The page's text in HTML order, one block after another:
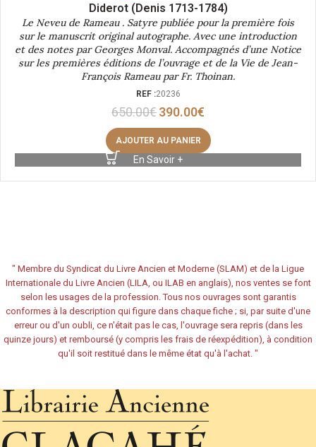
Diderot (Denis 1713-1784)
Le Neveu de Rameau . Satyre publiée pour la première fois
sur le manuscrit original autographe. Avec une introduction
et des notes par Georges Monval. Accompagnés d’une Notice
sur les premières éditions de l’ouvrage et de la Vie de Jean-
François Rameau par Fr. Thoinan.
REF :20236
650.00€390.00€
AJOUTER AU PANIER
En Savoir +
" Membre du Syndicat du Livre Ancien et Moderne (SLAM) et de la Ligue
Internationale du Livre Ancien (LILA, ou ILAB en anglais), nos ventes se font
selon les usages de la profession. Tous nos ouvrages sont garantis
conformes à la description qui figure dans chaque fiche ; si, par suite d'une
erreur ou d'un oubli, ce n'était pas le cas, l'ouvrage sera repris (dans les
quinze jours) et remboursé (y compris les frais de réexpédition), à condition
qu'il soit restitué dans le même état qu'à l'achat. "